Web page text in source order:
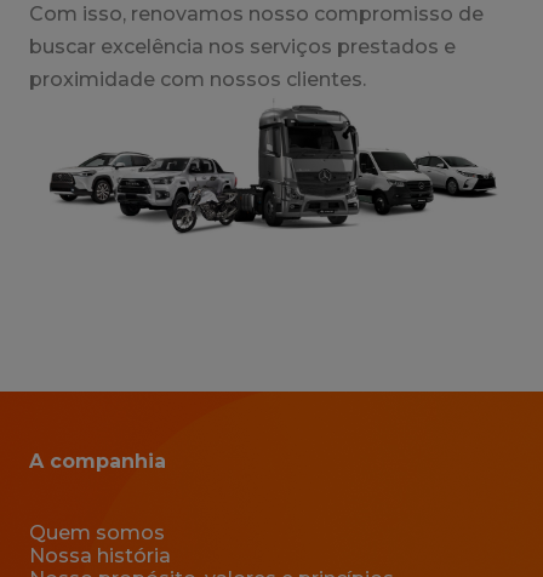
Com isso, renovamos nosso compromisso de
buscar excelência nos serviços prestados e
proximidade com nossos clientes.
A companhia
Quem somos
Nossa história